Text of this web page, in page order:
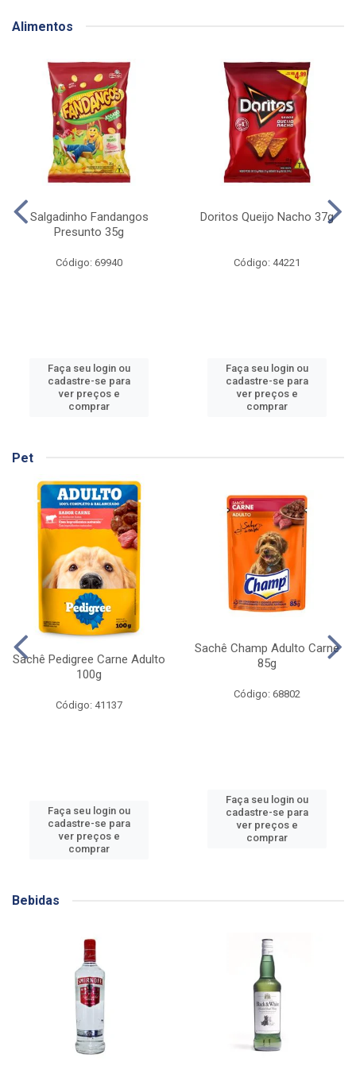
Alimentos
Salgadinho Fandangos
Presunto 35g
Código: 69940
Faça seu login ou
cadastre-se para
ver preços e
comprar
Doritos Queijo Nacho 37g
Código: 44221
Faça seu login ou
cadastre-se para
ver preços e
comprar
Pet
Sachê Pedigree Carne Adulto
100g
Código: 41137
Faça seu login ou
cadastre-se para
ver preços e
comprar
Sachê Champ Adulto Carne
85g
Código: 68802
Faça seu login ou
cadastre-se para
ver preços e
comprar
Bebidas